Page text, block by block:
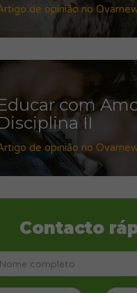
de opinião no
com
II
de opinião no
Contacto